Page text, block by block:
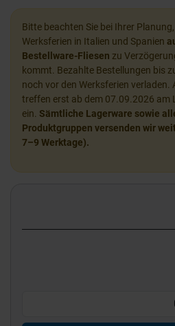
Bitte beachten Sie bei Ihrer
Werksferien in Italien und Spanien
Bestellware-Fliesen zu
kommt. Bezahlte Bestellungen bis
noch vor den Werksferien verladen.
treffen erst ab dem 07.09.2026 am
ein. Sämtliche Lagerware sowie
Produktgruppen versenden wir
7–9 Werktage).